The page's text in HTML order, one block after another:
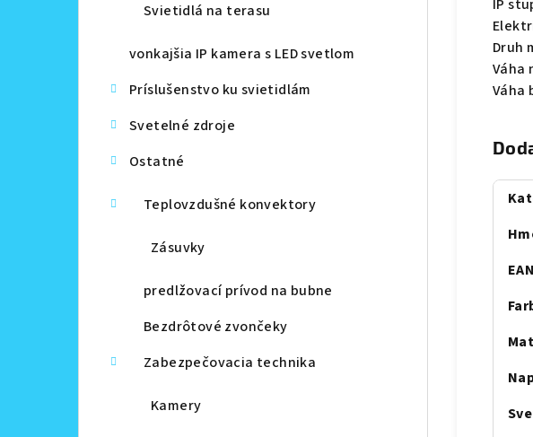
Svietidlá na terasu
vonkajšia IP kamera s LED svetlom
Príslušenstvo ku svietidlám
Svetelné zdroje
Ostatné
Teplovzdušné konvektory
Zásuvky
predlžovací prívod na bubne
Bezdrôtové zvončeky
Zabezpečovacia technika
Kamery
IP
Druh
Váha
Váha
EAN